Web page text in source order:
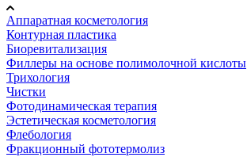
Аппаратная косметология
Контурная пластика
Биоревитализация
Филлеры на основе полимолочной кислоты
Трихология
Чистки
Фотодинамическая терапия
Эстетическая косметология
Флебология
Фракционный фототермолиз